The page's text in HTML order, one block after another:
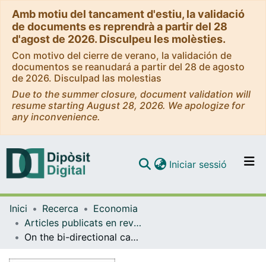
Amb motiu del tancament d'estiu, la validació
de documents es reprendrà a partir del 28
d'agost de 2026. Disculpeu les molèsties.
Con motivo del cierre de verano, la validación de
documentos se reanudará a partir del 28 de agosto
de 2026. Disculpad las molestias
Due to the summer closure, document validation will
resume starting August 28, 2026. We apologize for
any inconvenience.
Navega per tot el DD
Iniciar sessió (current)
Inici Recerca
Economia
Articles publicats en revistes (Economia)
On the bi-directional causal relationship between public debt and economic growth in EMU countries